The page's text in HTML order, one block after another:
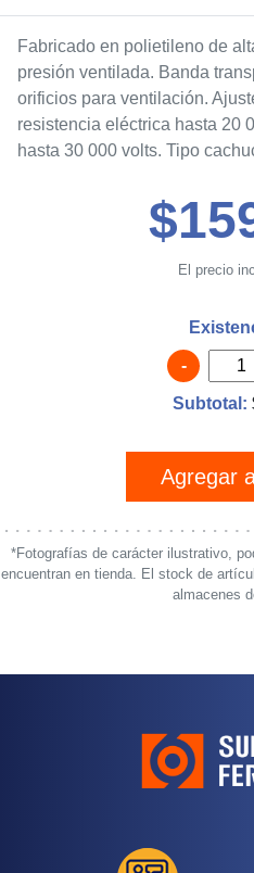
Fabricado en polietileno de
presión ventilada. Banda
orificios para ventilación.
resistencia eléctrica hasta 20
hasta 30 000 volts. Tipo
El precio
-
Subtotal:
Agregar
*Fotografías de carácter ilustrativo,
encuentran en tienda. El stock de
almacenes